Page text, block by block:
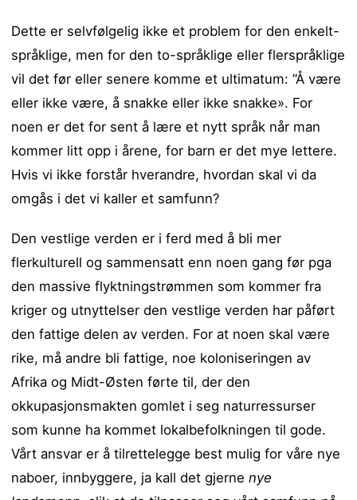
Dette er selvfølgelig ikke et problem for den enkelt-
språklige, men for den to-språklige eller flerspråklige
vil det før eller senere komme et ultimatum: ”Å være
eller ikke være, å snakke eller ikke snakke». For
noen er det for sent å lære et nytt språk når man
kommer litt opp i årene, for barn er det mye lettere.
Hvis vi ikke forstår hverandre, hvordan skal vi da
omgås i det vi kaller et samfunn?
Den vestlige verden er i ferd med å bli mer
flerkulturell og sammensatt enn noen gang før pga
den massive flyktningstrømmen som kommer fra
kriger og utnyttelser den vestlige verden har påført
den fattige delen av verden. For at noen skal være
rike, må andre bli fattige, noe koloniseringen av
Afrika og Midt-Østen førte til, der den
okkupasjonsmakten gomlet i seg naturressurser
som kunne ha kommet lokalbefolkningen til gode.
Vårt ansvar er å tilrettelegge best mulig for våre nye
naboer, innbyggere, ja kall det gjernenye